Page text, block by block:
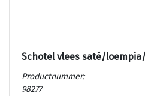
Schotel vlees saté/
Productnummer:
98277